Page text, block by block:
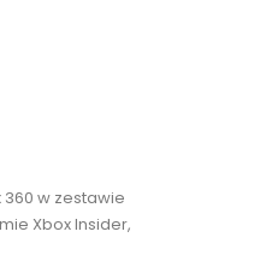
360 w zestawie
Xbox Insider,